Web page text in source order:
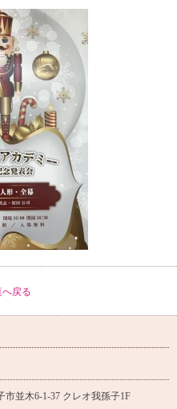
戻る
市並木6-1-37 クレオ我孫子1F